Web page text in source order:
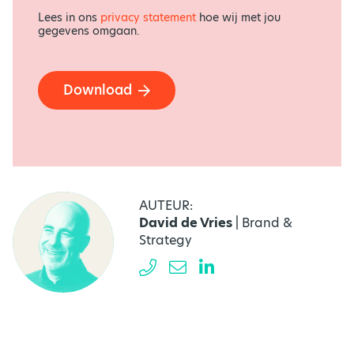
Lees in ons privacy statement hoe wij met jou
gegevens omgaan.
Download
AUTEUR:
David de Vries | Brand &
Strategy